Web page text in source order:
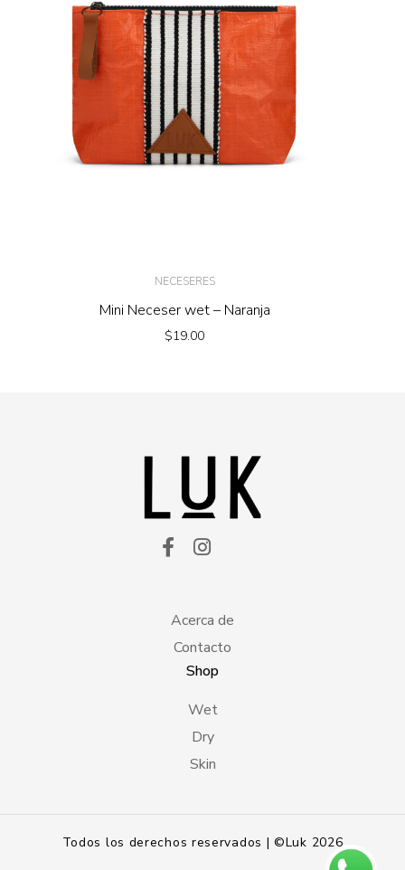
NECESERES
Mini Neceser wet – Naranja
$19.00
Acerca de
Contacto
Shop
Wet
Dry
Skin
Todos los derechos reservados | ©Luk 2026